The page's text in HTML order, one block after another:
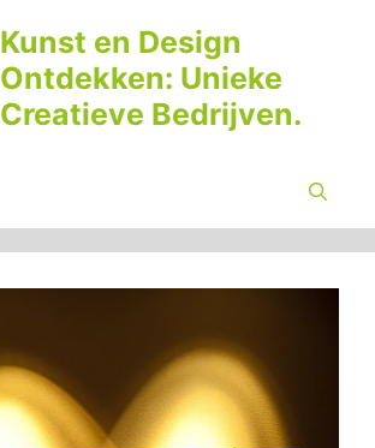
Kunst en Design
Ontdekken: Unieke
Creatieve Bedrijven.